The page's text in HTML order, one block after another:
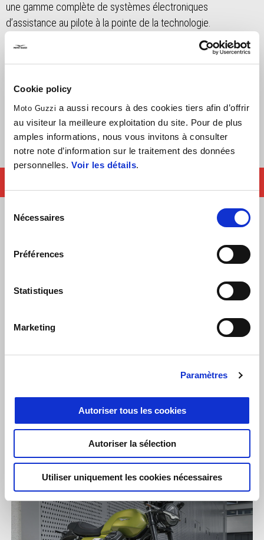
Cookie policy
Moto Guzzi a aussi recours à des cookies tiers afin d’offrir
au visiteur la meilleure exploitation du site. Pour de plus
amples informations, nous vous invitons à consulter
notre note d’information sur le traitement des données
personnelles. Voir les détails.
Nécessaires
Préférences
Statistiques
Marketing
Paramètres
Autoriser tous les cookies
Autoriser la sélection
Utiliser uniquement les cookies nécessaires
une gamme complète de systèmes électroniques
d’assistance au pilote à la pointe de la technologie.
La V7 Sport allie le style intemporel des motos italiennes à
sortie d'usine, TVA comprise et sera disponible dans les
concessions de l'aigle de Mandello à partir du mois d'avril
2025.
MOTO GUZZI V7 SPORT
avec l’arrivée d’un nouveau modèle portant un nom légendaire
dans l’histoire de Moto Guzzi. Découvrez la nouvelle V7 Sport,
la V7 la plus dynamique et la plus avancée technologiquement
jamais conçue, dotée de deux freins à disque avant, d'une